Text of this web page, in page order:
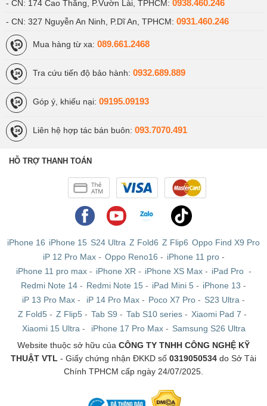
- CN: 174 Cao Thắng, P.Vườn Lài, TPHCM: 0938.460.246
- CN: 327 Nguyễn An Ninh, P.Dĩ An, TPHCM: 0931.460.246
Mua hàng từ xa: 089.661.2468
Tra cứu tiến độ bảo hành: 0932.689.889
Góp ý, khiếu nại: 09195.09193
Liên hệ hợp tác bán buôn: 093.7070.491
HỖ TRỢ THANH TOÁN
iPhone 16 iPhone 15 S24 Ultra Z Fold6 Z Flip6 Oppo Find X9 Pro
iP 12 Pro Max- Oppo Reno16 - iPhone 11 pro-
iPhone 11 pro max- iPhone XR - iPhone XS Max- iPad Pro -
Redmi Note 14 - Redmi Note 15 - iPad Mini 5 - iPhone 13 -
iP 13 Pro Max - iP 14 Pro Max - Poco X7 Pro - S23 Ultra -
Z Fold5 - Z Flip5 - Tab S9 - Tab S10 series - Xiaomi Pad 7 -
Xiaomi 15 Ultra - iPhone 17 Pro Max- Samsung S26 Ultra
Website thuộc sở hữu của CÔNG TY TNHH CÔNG NGHỆ KỸ
THUẬT VTL - Giấy chứng nhận ĐKKD số 0319050534 do Sở Tài
Chính TPHCM cấp ngày 24/07/2025.